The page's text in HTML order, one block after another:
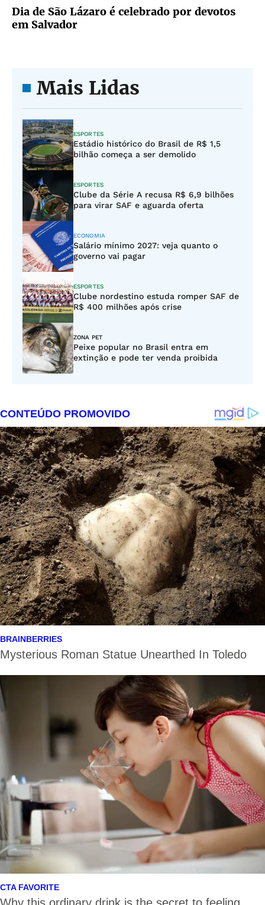
Dia de São Lázaro é celebrado por devotos
em Salvador
Mais Lidas
ESPORTES
Estádio histórico do Brasil de R$ 1,5
bilhão começa a ser demolido
ESPORTES
Clube da Série A recusa R$ 6,9 bilhões
para virar SAF e aguarda oferta
ECONOMIA
Salário mínimo 2027: veja quanto o
governo vai pagar
ESPORTES
Clube nordestino estuda romper SAF de
R$ 400 milhões após crise
ZONA PET
Peixe popular no Brasil entra em
extinção e pode ter venda proibida